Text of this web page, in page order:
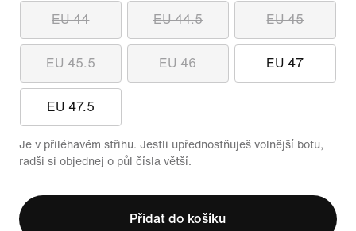
EU 44 EU 44.5 EU 45
EU 45.5 EU 46 EU 47
EU 47.5
Je v přiléhavém střihu. Jestli upřednostňuješ volnější botu,
radši si objednej o půl čísla větší.
Přidat do košíku